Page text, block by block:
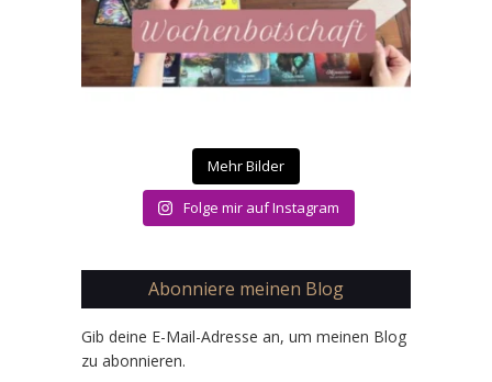
Mehr Bilder
Folge mir auf Instagram
Abonniere meinen Blog
Gib deine E-Mail-Adresse an, um meinen Blog
zu abonnieren.